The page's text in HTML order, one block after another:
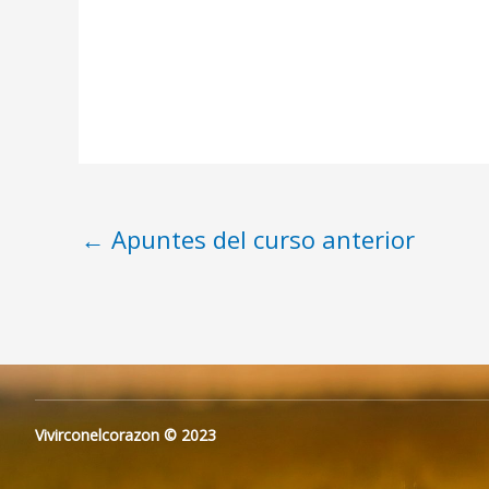
← Apuntes del curso anterior
Vivirconelcorazon © 2023